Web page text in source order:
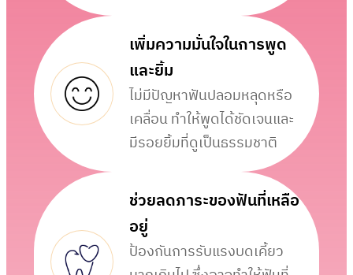
เพิ่มความมั่นใจในการพูด
และยิ้ม
ไม่มีปัญหาฟันปลอมหลุดหรือ
เคลื่อน ทำให้พูดได้ชัดเจนและ
มีรอยยิ้มที่ดูเป็นธรรมชาติ
ช่วยลดภาระของฟันที่เหลือ
อยู่
ป้องกันการรับแรงบดเคี้ยว